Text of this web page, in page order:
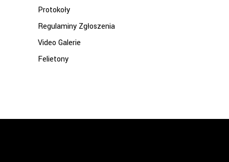
Protokoły
Regulaminy Zgłoszenia
Video Galerie
Felietony